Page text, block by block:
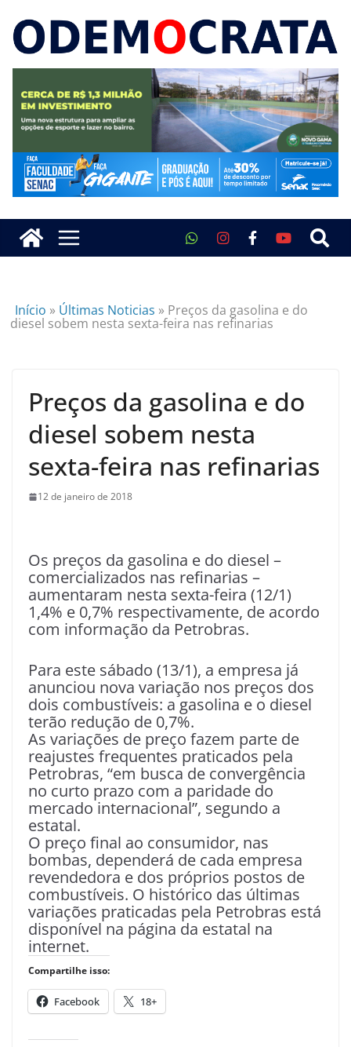
Início » Últimas Noticias » Preços da gasolina e do
diesel sobem nesta sexta-feira nas refinarias
Preços da gasolina e do
diesel sobem nesta
sexta-feira nas refinarias
12 de janeiro de 2018
Os preços da gasolina e do diesel –
comercializados nas refinarias –
aumentaram nesta sexta-feira (12/1)
1,4% e 0,7% respectivamente, de acordo
com informação da Petrobras.
Para este sábado (13/1), a empresa já
anunciou nova variação nos preços dos
dois combustíveis: a gasolina e o diesel
terão redução de 0,7%.
As variações de preço fazem parte de
reajustes frequentes praticados pela
Petrobras, “em busca de convergência
no curto prazo com a paridade do
mercado internacional”, segundo a
estatal.
O preço final ao consumidor, nas
bombas, dependerá de cada empresa
revendedora e dos próprios postos de
combustíveis. O histórico das últimas
variações praticadas pela Petrobras está
disponível na página da estatal na
internet.
Compartilhe isso:
Facebook 18+